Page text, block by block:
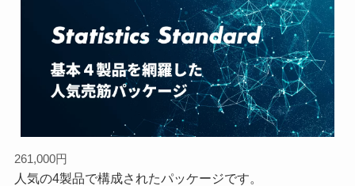
261,000円
人気の4製品で構成されたパッケージです。